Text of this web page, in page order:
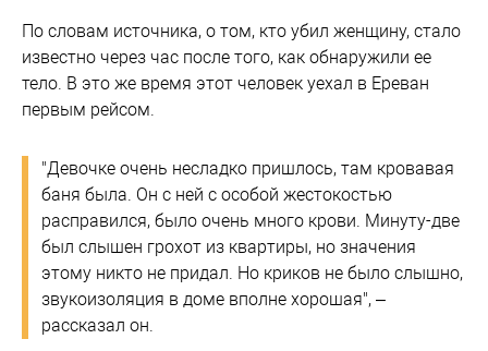
По словам источника, о том, кто убил женщину, стало
известно через час после того, как обнаружили ее
тело. В это же время этот человек уехал в Ереван
первым рейсом.
"Девочке очень несладко пришлось, там кровавая
баня была. Он с ней с особой жестокостью
расправился, было очень много крови. Минуту-две
был слышен грохот из квартиры, но значения
этому никто не придал. Но криков не было слышно,
звукоизоляция в доме вполне хорошая", –
рассказал он.